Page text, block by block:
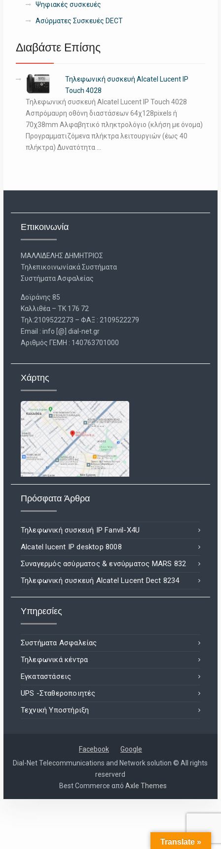
Ψηφιακές συσκευές
Ασύρματες Συσκευές DECT
Διαβάστε Επίσης
Τηλεφωνική συσκευή Alcatel Lucent IP
Touch 4028
Τηλεφωνική συσκευή Alcatel Lucent IP Touch 4028
Ασπρόμαυρη οθόνη διαστάσεων 64χ128pixels ή
70χ38mm Αλφαβητικό πληκτρολόγιο (κλήση με όνομα)
Προγραμματιζόμενα πλήκτρα λειτουργιών (έως 40
πλήκτρα) Δυνατότητα …
Επικοινωνία
ΜΑΛΛΙΔΕΛΗΣ ΔΗΜΗΤΡΙΟΣ
Τηλεπικοινωνίακά Συστήματα
Συστήματα Ασφαλείας
Δοϊράνης 85
Καλλιθέα – ΤΚ 176 72
Τηλ:2109522273 – ΦΑΞ : 2109522279
Email : info [@] dial-net.gr
Aριθμός ΓΕΜΗ : 140763701000
Χάρτης
Πρόσφατα Άρθρα
Τηλεφωνική συσκευή IP Fanvil-X4U
Alcatel lucent IP desktop 8008
Συναγερμός ασύρματος & ενσύρματος MARS 832
Τηλεφωνική συσκευή Alcatel Lucent Dect 8234
Υπηρεσίες
Συστήματα Ασφαλείας
Τηλεφωνικά κέντρα
Εγκαταστάσεις
UPS -Σταθεροποιητές
Τεχνική Υποστήριξη
Facebook
Google
Dial-Net Telecommunications and Network solution © All rights
reserverd
Best Commerce από Axle Themes
Translate »